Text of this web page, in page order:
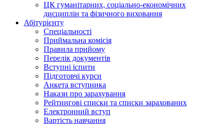
ЦК гуманітарних, соціально-економічних
дисциплін та фізичного виховання
Абітурієнту
Спеціальності
Приймальна комісія
Правила прийому
Перелік документів
Вступні іспити
Підготовчі курси
Анкета вступника
Накази про зарахування
Рейтингові списки та списки зарахованих
Електронний вступ
Вартість навчання